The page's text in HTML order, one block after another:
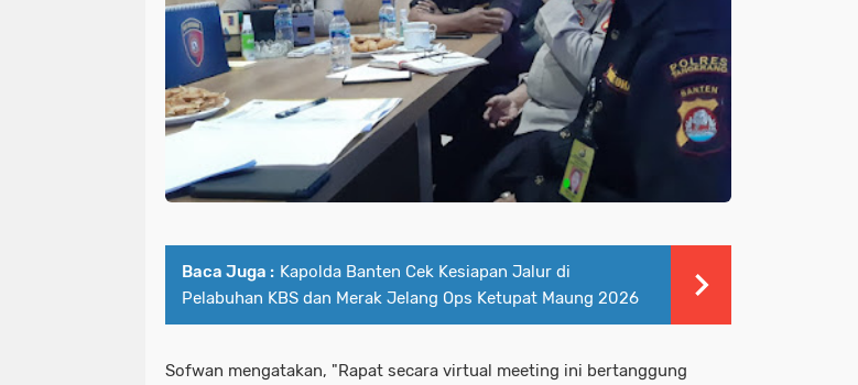
Baca Juga : Kapolda Banten Cek Kesiapan Jalur di
Pelabuhan KBS dan Merak Jelang Ops Ketupat Maung 2026
Sofwan mengatakan, "Rapat secara virtual meeting ini bertanggung